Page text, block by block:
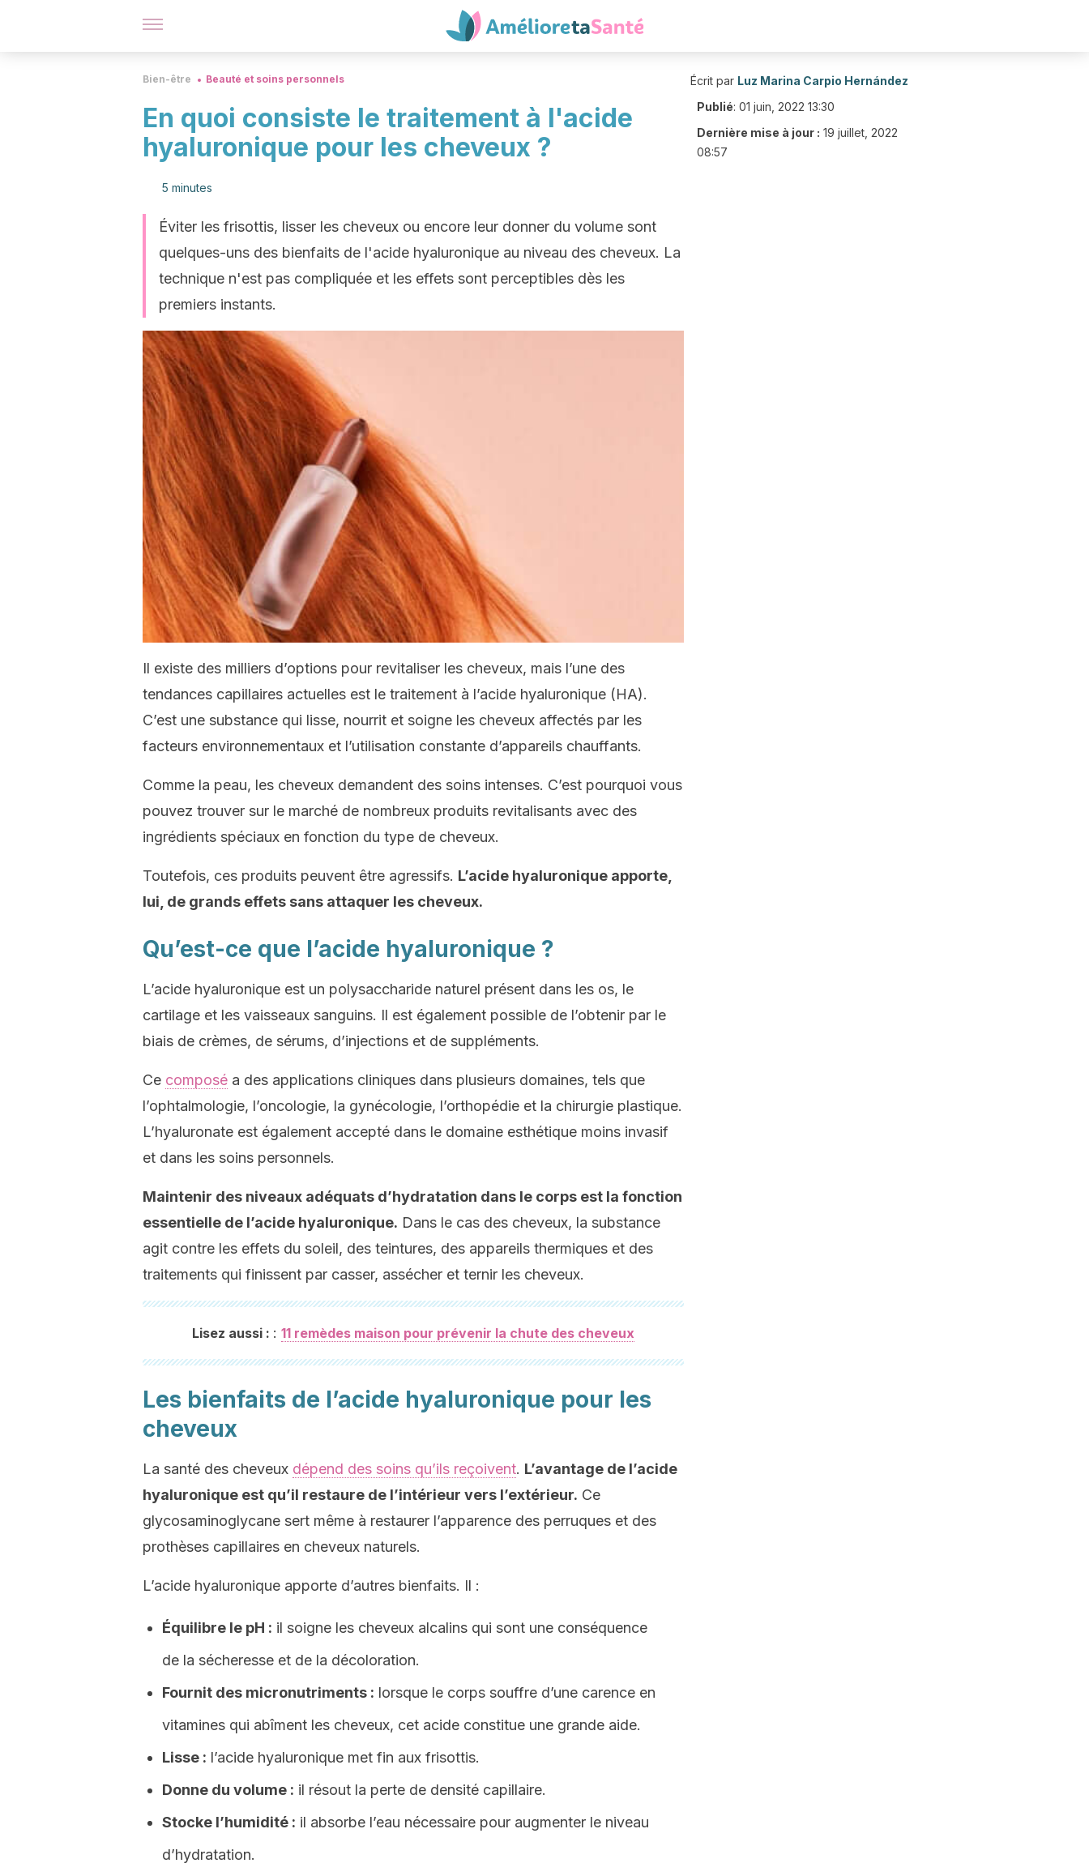
Bien-être Beauté et soins personnels
En quoi consiste le traitement à l'acide
hyaluronique pour les cheveux ?
5 minutes
Éviter les frisottis, lisser les cheveux ou encore leur donner du volume sont
quelques-uns des bienfaits de l'acide hyaluronique au niveau des cheveux. La
technique n'est pas compliquée et les effets sont perceptibles dès les
premiers instants.
Il existe des milliers d’options pour revitaliser les cheveux, mais l’une des
tendances capillaires actuelles est le traitement à l’acide hyaluronique (HA).
C’est une substance qui lisse, nourrit et soigne les cheveux affectés par les
facteurs environnementaux et l’utilisation constante d’appareils chauffants.
Comme la peau, les cheveux demandent des soins intenses. C’est pourquoi vous
pouvez trouver sur le marché de nombreux produits revitalisants avec des
ingrédients spéciaux en fonction du type de cheveux.
Toutefois, ces produits peuvent être agressifs. L’acide hyaluronique apporte,
lui, de grands effets sans attaquer les cheveux.
Qu’est-ce que l’acide hyaluronique ?
L’acide hyaluronique est un polysaccharide naturel présent dans les os, le
cartilage et les vaisseaux sanguins. Il est également possible de l’obtenir par le
biais de crèmes, de sérums, d’injections et de suppléments.
Ce composé a des applications cliniques dans plusieurs domaines, tels que
l’ophtalmologie, l’oncologie, la gynécologie, l’orthopédie et la chirurgie plastique.
L’hyaluronate est également accepté dans le domaine esthétique moins invasif
et dans les soins personnels.
Maintenir des niveaux adéquats d’hydratation dans le corps est la fonction
essentielle de l’acide hyaluronique. Dans le cas des cheveux, la substance
agit contre les effets du soleil, des teintures, des appareils thermiques et des
traitements qui finissent par casser, assécher et ternir les cheveux.
Lisez aussi : : 11 remèdes maison pour prévenir la chute des cheveux
Les bienfaits de l’acide hyaluronique pour les
cheveux
La santé des cheveux dépend des soins qu’ils reçoivent. L’avantage de l’acide
hyaluronique est qu’il restaure de l’intérieur vers l’extérieur. Ce
glycosaminoglycane sert même à restaurer l’apparence des perruques et des
prothèses capillaires en cheveux naturels.
L’acide hyaluronique apporte d’autres bienfaits. Il :
Équilibre le pH : il soigne les cheveux alcalins qui sont une conséquence
de la sécheresse et de la décoloration.
Fournit des micronutriments : lorsque le corps souffre d’une carence en
vitamines qui abîment les cheveux, cet acide constitue une grande aide.
Lisse : l’acide hyaluronique met fin aux frisottis.
Donne du volume : il résout la perte de densité capillaire.
Stocke l’humidité : il absorbe l’eau nécessaire pour augmenter le niveau
d’hydratation.
Écrit par Luz Marina Carpio Hernández
Publié: 01 juin, 2022 13:30
Dernière mise à jour : 19 juillet, 2022
08:57